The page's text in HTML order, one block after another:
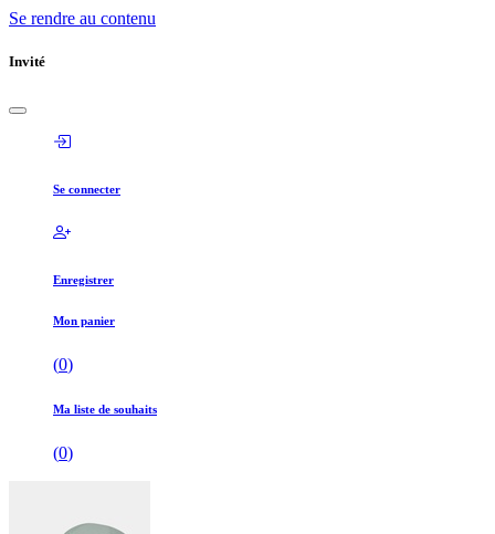
Se rendre au contenu
Invité
Se connecter
Enregistrer
Mon panier
(0)
Ma liste de souhaits
(0)